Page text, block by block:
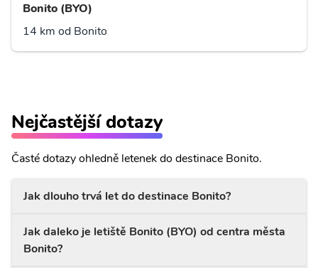
Bonito (BYO)
14 km od Bonito
Nejčastější dotazy
Časté dotazy ohledně letenek do destinace Bonito.
Jak dlouho trvá let do destinace Bonito?
Jak daleko je letiště Bonito (BYO) od centra města
Bonito?